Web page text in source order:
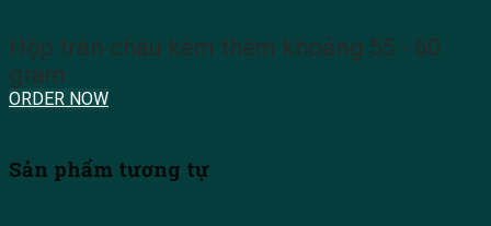
Hộp trân châu kèm thêm khoảng 55 - 60
gram
ORDER NOW
Sản phẩm tương tự